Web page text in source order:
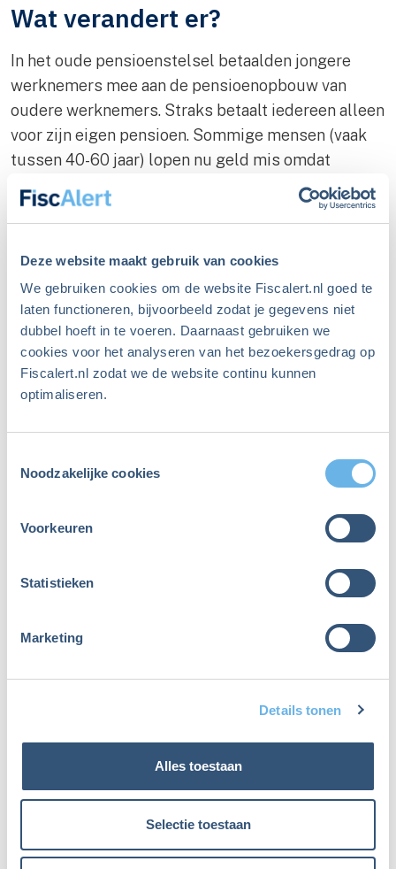
Deze website maakt gebruik van cookies
We gebruiken cookies om de website Fiscalert.nl goed te
laten functioneren, bijvoorbeeld zodat je gegevens niet
dubbel hoeft in te voeren. Daarnaast gebruiken we
cookies voor het analyseren van het bezoekersgedrag op
Fiscalert.nl zodat we de website continu kunnen
optimaliseren.
Noodzakelijke cookies
Voorkeuren
Statistieken
Marketing
Details tonen
Alles toestaan
Selectie toestaan
Wat verandert er?
In het oude pensioenstelsel betaalden jongere
werknemers mee aan de pensioenopbouw van
oudere werknemers. Straks betaalt iedereen alleen
voor zijn eigen pensioen. Sommige mensen (vaak
tussen 40-60 jaar) lopen nu geld mis omdat
jongeren niet meer voor hen meebetalen.
compensatieregeling. Dat gebeurt vaak via een
extra bedrag in je pensioenpot.
Is je pensioen al overgezet naar de nieuwe regels,
dan heb je hier al informatie over gekregen.
het moment waarop je van baan wisselt kan dan
Check of jij compensatie kunt
krijgen
De Autoriteit Financiële Markten (AFM) heeft een
handige flyer
gemaakt waarmee je kunt nagaan of
pensioenduidelijkheid.nl
afm.nl[https://www.afm.nl/nl-